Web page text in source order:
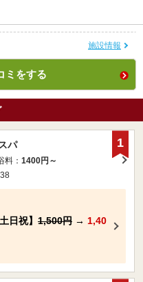
施設情報
ミをする
パ
料： 1400円～
日祝】 1,500円 → 1,40
1